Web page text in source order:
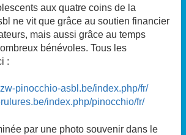
aux quatre coins de la
ne vit que grâce au soutien financier
mais aussi grâce au temps
bénévoles. Tous les
:
pinocchio-asbl.be/index.php/fr/
index.php/pinocchio/fr/
par une photo souvenir dans le